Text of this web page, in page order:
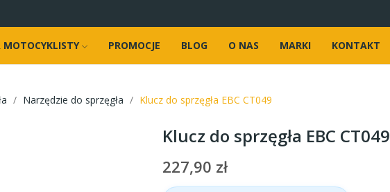
MOTOCYKLISTY PROMOCJE BLOG O NAS MARKI KONTAKT
Narzędzie do sprzęgła Klucz do sprzęgła EBC CT049
Klucz do sprzęgła EBC CT049
227,90 zł